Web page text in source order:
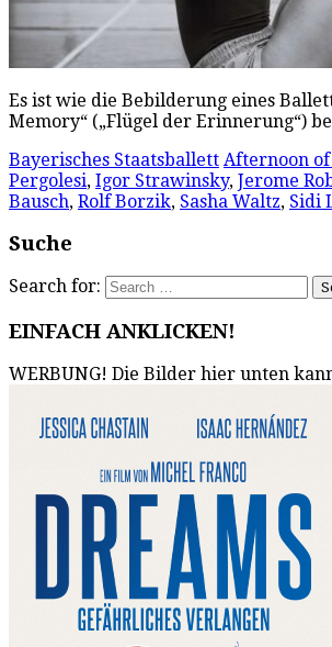
Es ist wie die Bebilderung eines
Memory“ („Flügel der Erinnerung“)
Bayerisches Staatsballett Afternoon of
Pergolesi, Igor Strawinsky, Jerome
Bausch, Rolf Borzik, Sasha Waltz, Sidi
Suche
Search for:
EINFACH ANKLICKEN!
WERBUNG! Die Bilder hier unten